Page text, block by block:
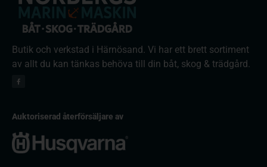
Butik och verkstad i Härnösand. Vi har ett brett sortiment
av allt du kan tänkas behöva till din båt, skog & trädgård.
Auktoriserad återförsäljare av